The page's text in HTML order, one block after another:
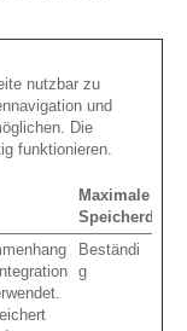
nutzbar zu
und
Die
funktionieren.
Maximale
Speicherdauer
Beständi
g